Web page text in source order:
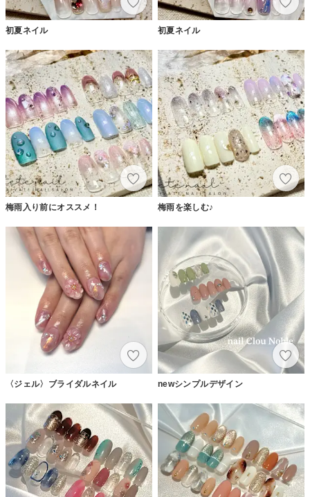
初夏ネイル 初夏ネイル
梅雨入り前にオススメ！ 梅雨を楽しむ♪
〈ジェル〉ブライダルネイル newシンプルデザイン